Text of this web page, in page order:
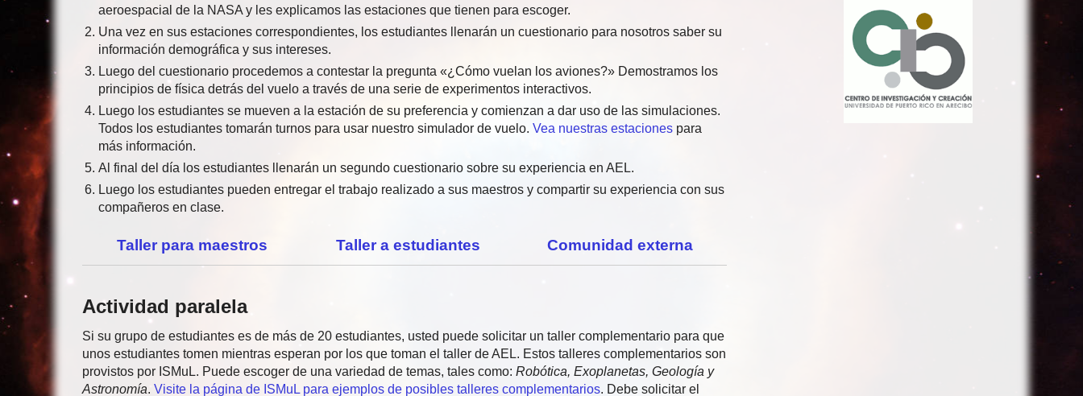
aeroespacial de la NASA y les explicamos las estaciones que tienen para escoger.
Una vez en sus estaciones correspondientes, los estudiantes llenarán un cuestionario para nosotros saber su
información demográfica y sus intereses.
Luego del cuestionario procedemos a contestar la pregunta «¿Cómo vuelan los aviones?» Demostramos los
principios de física detrás del vuelo a través de una serie de experimentos interactivos.
Luego los estudiantes se mueven a la estación de su preferencia y comienzan a dar uso de las simulaciones.
Todos los estudiantes tomarán turnos para usar nuestro simulador de vuelo. Vea nuestras estaciones para
más información.
Al final del día los estudiantes llenarán un segundo cuestionario sobre su experiencia en AEL.
Luego los estudiantes pueden entregar el trabajo realizado a sus maestros y compartir su experiencia con sus
compañeros en clase.
Taller para maestros Taller a estudiantes Comunidad externa
Actividad paralela
Si su grupo de estudiantes es de más de 20 estudiantes, usted puede solicitar un taller complementario para que
unos estudiantes tomen mientras esperan por los que toman el taller de AEL. Estos talleres complementarios son
provistos por ISMuL. Puede escoger de una variedad de temas, tales como: Robótica, Exoplanetas, Geología y
Astronomía. Visite la página de ISMuL para ejemplos de posibles talleres complementarios. Debe solicitar el